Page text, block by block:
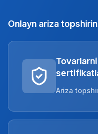
Onlayn ariza
Ariza